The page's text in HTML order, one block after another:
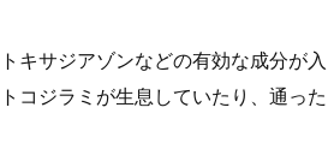
キサジアゾンなどの有効な成分が入
コジラミが生息していたり、通った